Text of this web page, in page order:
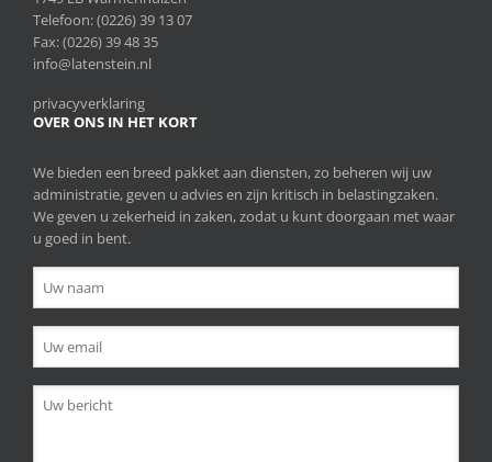
Telefoon:(0226) 39 13 07
Fax: (0226) 39 48 35
info@latenstein.nl
privacyverklaring
OVER ONS IN HET KORT
We bieden een breed pakket aan diensten, zo beheren wij uw
administratie, geven u advies en zijn kritisch in belastingzaken.
We geven u zekerheid in zaken, zodat u kunt doorgaan met waar
u goed in bent.